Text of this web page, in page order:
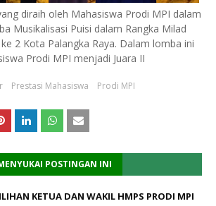
diraih oleh Mahasiswa Prodi MPI dalam
Musikalisasi Puisi dalam Rangka Milad
2 Kota Palangka Raya. Dalam lomba ini
Prodi MPI menjadi Juara II
Prestasi Mahasiswa Prodi MPI
POSTINGAN INI
KETUA DAN WAKIL HMPS PRODI MPI